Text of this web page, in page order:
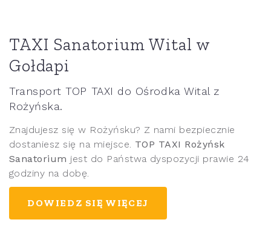
TAXI Sanatorium Wital w
Gołdapi
Transport TOP TAXI do Ośrodka Wital z
Rożyńska.
Znajdujesz się w Rożyńsku? Z nami bezpiecznie
dostaniesz się na miejsce. TOP TAXI Rożyńsk
Sanatorium jest do Państwa dyspozycji prawie 24
godziny na dobę.
DOWIEDZ SIĘ WIĘCEJ